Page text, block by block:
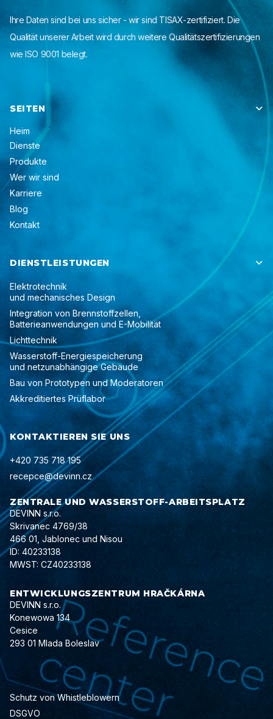
Ihre Daten sind bei uns sicher - wir sind TISAX-zertifiziert. Die
Qualität unserer Arbeit wird durch weitere Qualitätszertifizierungen
wie ISO 9001 belegt.
SEITEN 
Heim
Dienste
Produkte
Wer wir sind
Karriere
Blog
Kontakt
DIENSTLEISTUNGEN 
Elektrotechnik
und mechanisches Design
Integration von Brennstoffzellen,
Batterieanwendungen und E-Mobilität
Lichttechnik
Wasserstoff-Energiespeicherung
und netzunabhängige Gebäude
Bau von Prototypen und Moderatoren
Akkreditiertes Prüflabor
KONTAKTIEREN SIE UNS
+420 735 718 195
recepce@devinn.cz
ZENTRALE UND WASSERSTOFF-ARBEITSPLATZ
DEVINN s.r.o.
Skrivanec 4769/38
466 01, Jablonec und Nisou
ID: 40233138
MWST: CZ40233138
ENTWICKLUNGSZENTRUM HRAČKÁRNA
DEVINN s.r.o.
Konewowa 134
Cesice
293 01 Mlada Boleslav
Schutz von Whistleblowern
DSGVO